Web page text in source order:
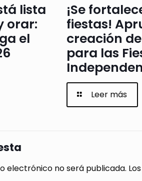
lista
orar:
el
¡Se
fiestas!
creación
para las
Leer más
electrónico no será publicada.